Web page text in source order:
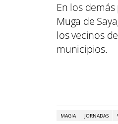
En los
Muga de
los vecinos
municipios.
MAGIA JORNADAS